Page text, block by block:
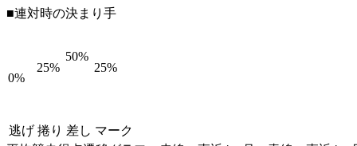
■連対時の決まり手
0%
25%
50%
25%
逃げ 捲り 差し マーク